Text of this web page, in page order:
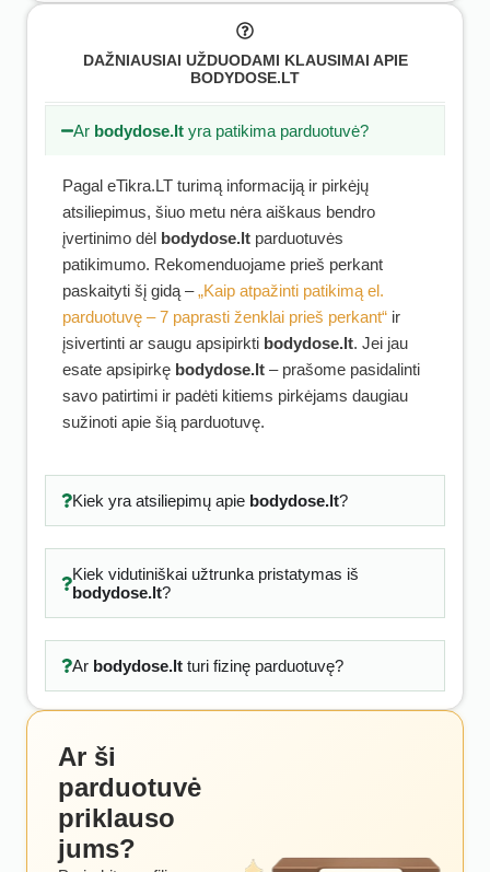
DAŽNIAUSIAI UŽDUODAMI KLAUSIMAI APIE
BODYDOSE.LT
Ar bodydose.lt yra patikima parduotuvė?
Pagal eTikra.LT turimą informaciją ir pirkėjų
atsiliepimus, šiuo metu nėra aiškaus bendro
įvertinimo dėl bodydose.lt parduotuvės
patikimumo. Rekomenduojame prieš perkant
paskaityti šį gidą –„Kaip atpažinti patikimą el.
parduotuvę – 7 paprasti ženklai prieš perkant“ ir
įsivertinti ar saugu apsipirkti bodydose.lt. Jei jau
esate apsipirkę bodydose.lt – prašome pasidalinti
savo patirtimi ir padėti kitiems pirkėjams daugiau
sužinoti apie šią parduotuvę.
Kiek yra atsiliepimų apie bodydose.lt?
Kiek vidutiniškai užtrunka pristatymas iš
bodydose.lt?
Ar bodydose.ltturi fizinę parduotuvę?
Ar ši
parduotuvė
priklauso
jums?